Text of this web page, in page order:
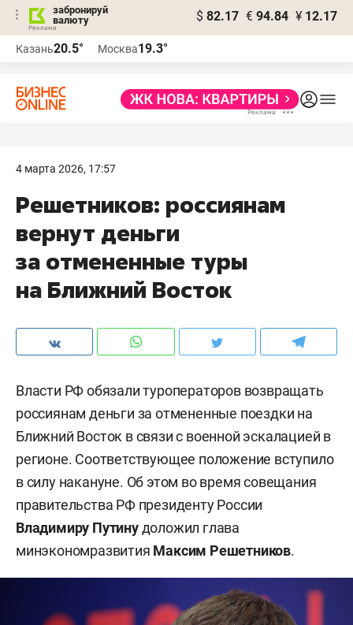
забронируй
валюту
$ 82.17 € 94.84 ¥ 12.17
Казань20.5° Москва19.3°
4 марта 2026, 17:57
Решетников: россиянам
вернут деньги
за отмененные туры
на Ближний Восток
Власти РФ обязали туроператоров возвращать
россиянам деньги за отмененные поездки на
Ближний Восток в связи с военной эскалацией в
регионе. Соответствующее положение вступило
в силу накануне. Об этом во время совещания
правительства РФ президенту России
Владимиру Путинудоложил глава
минэкономразвития Максим Решетников.